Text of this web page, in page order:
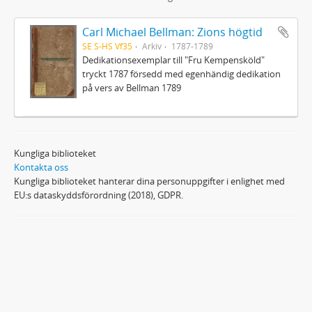
Carl Michael Bellman: Zions högtid
SE S-HS Vf35 Arkiv 1787-1789
Dedikationsexemplar till "Fru Kempensköld"
tryckt 1787 försedd med egenhändig dedikation
på vers av Bellman 1789
Kungliga biblioteket
Kontakta oss
Kungliga biblioteket hanterar dina personuppgifter i enlighet med
EU:s dataskyddsförordning (2018), GDPR.